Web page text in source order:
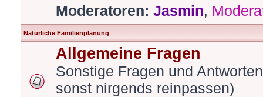
Moderatoren: Jasmin,
Natürliche Familienplanung
Allgemeine Fragen
Sonstige Fragen und
sonst nirgends reinpassen)